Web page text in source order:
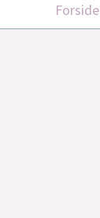
Forside